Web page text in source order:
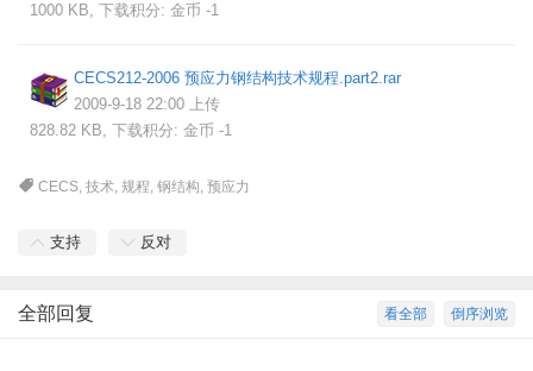
1000 KB, 下载积分: 金币 -1
CECS212-2006 预应力钢结构技术规程.part2.rar
2009-9-18 22:00 上传
828.82 KB, 下载积分: 金币 -1
CECS,技术,规程,钢结构,预应力
支持 反对
倒序浏览
看全部
全部回复